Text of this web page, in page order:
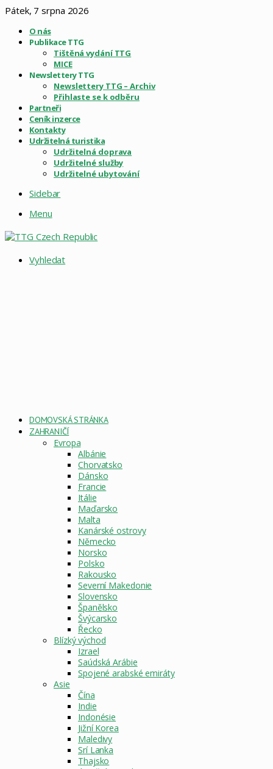
Pátek, 7 srpna 2026
O nás
Publikace TTG
Tištěná vydání TTG
MICE
Newslettery TTG
Newslettery TTG – Archiv
Přihlaste se k odběru
Partneři
Ceník inzerce
Kontakty
Udržitelná turistika
Udržitelná doprava
Udržitelné služby
Udržitelné ubytování
Sidebar
Menu
Vyhledat
DOMOVSKÁ STRÁNKA
ZAHRANIČÍ
Evropa
Albánie
Chorvatsko
Dánsko
Francie
Itálie
Maďarsko
Malta
Kanárské ostrovy
Německo
Norsko
Polsko
Rakousko
Severní Makedonie
Slovensko
Španělsko
Švýcarsko
Řecko
Blízký východ
Izrael
Saúdská Arábie
Spojené arabské emiráty
Asie
Čína
Indie
Indonésie
Jižní Korea
Maledivy
Srí Lanka
Thajsko